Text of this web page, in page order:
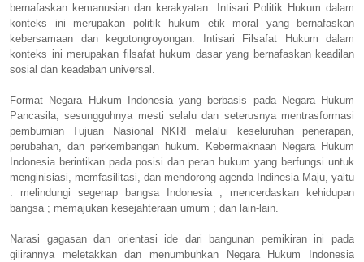
bernafaskan kemanusian dan kerakyatan. Intisari Politik Hukum dalam
konteks ini merupakan politik hukum etik moral yang bernafaskan
kebersamaan dan kegotongroyongan. Intisari Filsafat Hukum dalam
konteks ini merupakan filsafat hukum dasar yang bernafaskan keadilan
sosial dan keadaban universal.
Format Negara Hukum Indonesia yang berbasis pada Negara Hukum
Pancasila, sesungguhnya mesti selalu dan seterusnya mentrasformasi
pembumian Tujuan Nasional NKRI melalui keseluruhan penerapan,
perubahan, dan perkembangan hukum. Kebermaknaan Negara Hukum
Indonesia berintikan pada posisi dan peran hukum yang berfungsi untuk
menginisiasi, memfasilitasi, dan mendorong agenda Indinesia Maju, yaitu
: melindungi segenap bangsa Indonesia ; mencerdaskan kehidupan
bangsa ; memajukan kesejahteraan umum ; dan lain-lain.
Narasi gagasan dan orientasi ide dari bangunan pemikiran ini pada
gilirannya meletakkan dan menumbuhkan Negara Hukum Indonesia